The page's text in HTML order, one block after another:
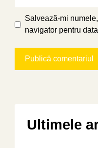
Salvează-mi
navigator pentru
Ultimele